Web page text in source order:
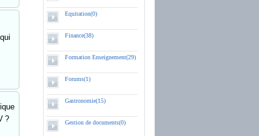
Equitation(0)
Finance(38)
Formation Enseignement(29)
Forums(1)
Gastronomie(15)
Gestion de documents(0)
?